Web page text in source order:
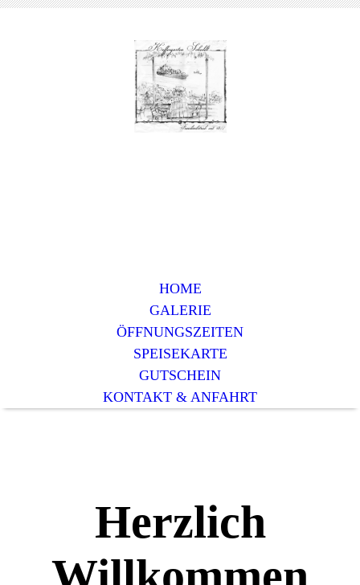
HOME
GALERIE
ÖFFNUNGSZEITEN
SPEISEKARTE
GUTSCHEIN
KONTAKT & ANFAHRT
Herzlich